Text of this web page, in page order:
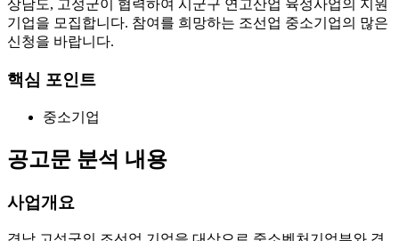
상남도, 고성군이 협력하여 시군구 연고산업 육성사업의 지원
기업을 모집합니다. 참여를 희망하는 조선업 중소기업의 많은
신청을 바랍니다.
핵심 포인트
중소기업
공고문 분석 내용
사업개요